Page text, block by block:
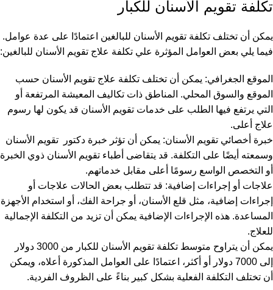
تكلفة تقويم الأسنان للكبار
يمكن أن تختلف تكلفة تقويم الأسنان للبالغين اعتمادًا على عدة عوامل.
فيما يلي بعض العوامل المؤثرة علي تكلفة علاج تقويم الأسنان للبالغين:
الموقع الجغرافي: يمكن أن تختلف تكلفة علاج تقويم الأسنان حسب
الموقع والسوق المحلي. المناطق ذات تكاليف المعيشة المرتفعة أو
التي يرتفع فيها الطلب على خدمات تقويم الأسنان قد يكون لها رسوم
علاج أعلى.
خبرة أخصائي تقويم الأسنان: يمكن أن تؤثر خبرة دكتور تقويم الأسنان
وسمعته أيضًا على التكلفة. قد يتقاضى أطباء تقويم الأسنان ذوي الخبرة
أو التخصص الواسع رسومًا أعلى مقابل خدماتهم.
علاجات أو إجراءات إضافية: قد تتطلب بعض الحالات علاجات أو
إجراءات إضافية، مثل قلع الأسنان، أو جراحة الفك، أو استخدام الأجهزة
المساعدة. هذه الإجراءات الإضافية يمكن أن تزيد من التكلفة الإجمالية
للعلاج.
يمكن أن يتراوح متوسط ​​تكلفة تقويم الأسنان للكبار من 3000 دولار
إلى 7000 دولار أو أكثر، اعتمادًا على العوامل المذكورة أعلاه، ويمكن
أن تختلف التكلفة الفعلية بشكل كبير بناءً على الظروف الفردية.